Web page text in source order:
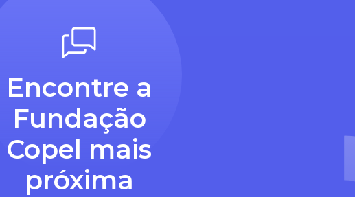
Encontre a
Fundação
Copel mais
próxima